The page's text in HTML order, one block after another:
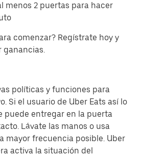
menos 2 puertas para hacer
comenzar? Regístrate hoy y
ganancias.
políticas y funciones para
Si el usuario de Uber Eats así lo
puede entregar en la puerta
Lávate las manos o usa
mayor frecuencia posible. Uber
activa la situación del